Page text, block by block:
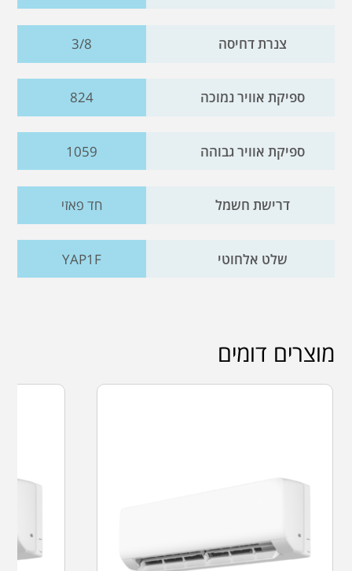
צנרת דחיסה 3/8
ספיקת אוויר נמוכה 824
ספיקת אוויר גבוהה 1059
דרישת חשמל חד פאזי
שלט אלחוטי YAP1F
מוצרים דומים